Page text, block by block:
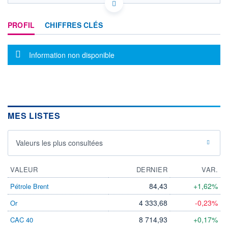
DONNÉES TEMPS DIFFÉRÉ
Politique d'exécution
3,4600
+ HAUT
3,5100
+ BAS
3,4600
43 288
16 921 MUSD BOURSIÈRE
133 041 MUSD
PROFIL CHIFFRES CLÉS
Message d'information
Information non disponible
MES LISTES
Valeurs les plus consultées
VALEUR DERNIER
VAR.
Pétrole Brent
84,43 +1,62%
Or 4 333,68 -0,23%
CAC 40 8 714,93 +0,17%